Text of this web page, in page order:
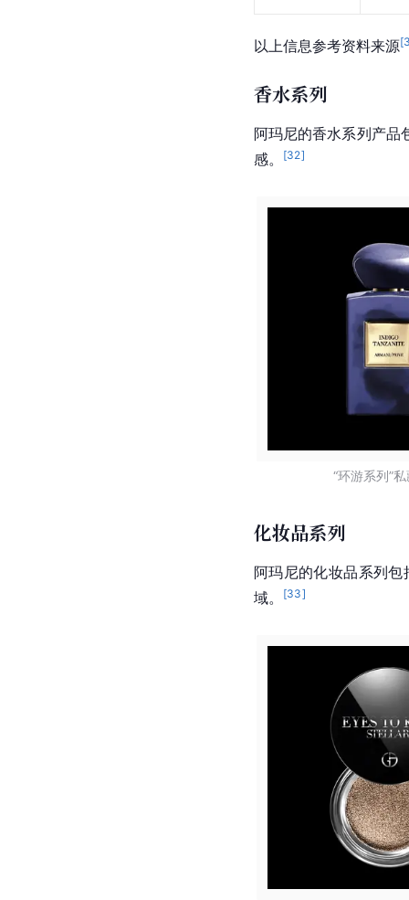
以上信息参考资料来源[
香水系列
阿玛尼的香水系列产品
感。
[32]
“环游系列”
化妆品系列
阿玛尼的化妆品系列
域。
[33]